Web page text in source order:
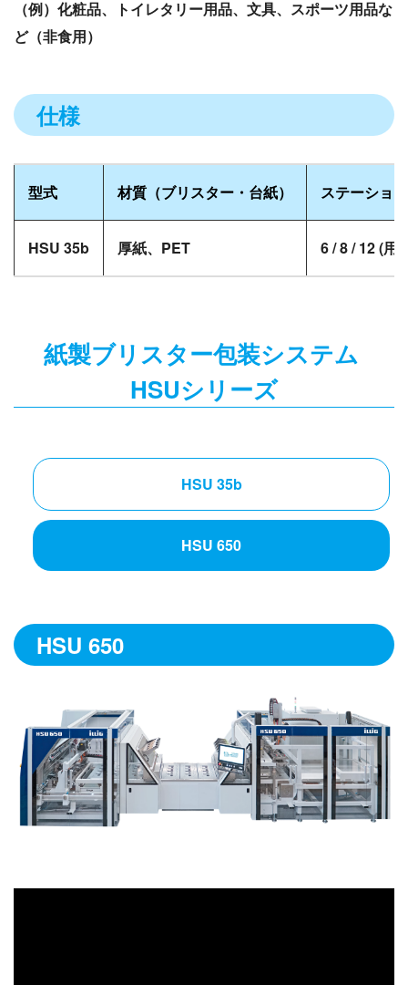
（例）化粧品、トイレタリー用品、文具、スポーツ用品な
ど（非食用）
仕様
型式 材質（ブリスター・台紙） ステーショ
HSU 35b 厚紙、PET 6 / 8 / 12 (用
紙製ブリスター包装システム
HSUシリーズ
HSU 35b
HSU 650
HSU 650